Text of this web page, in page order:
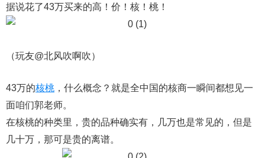
据说花了43万买来的高！价！核！桃！
（玩友@北风吹啊吹）
43万的核桃 ，什么概念？就是全中国的核商一瞬间都想见一
面咱们郭老师。
在核桃的种类里，贵的品种确实有，几万也是常见的，但是
几十万，那可是贵的离谱。